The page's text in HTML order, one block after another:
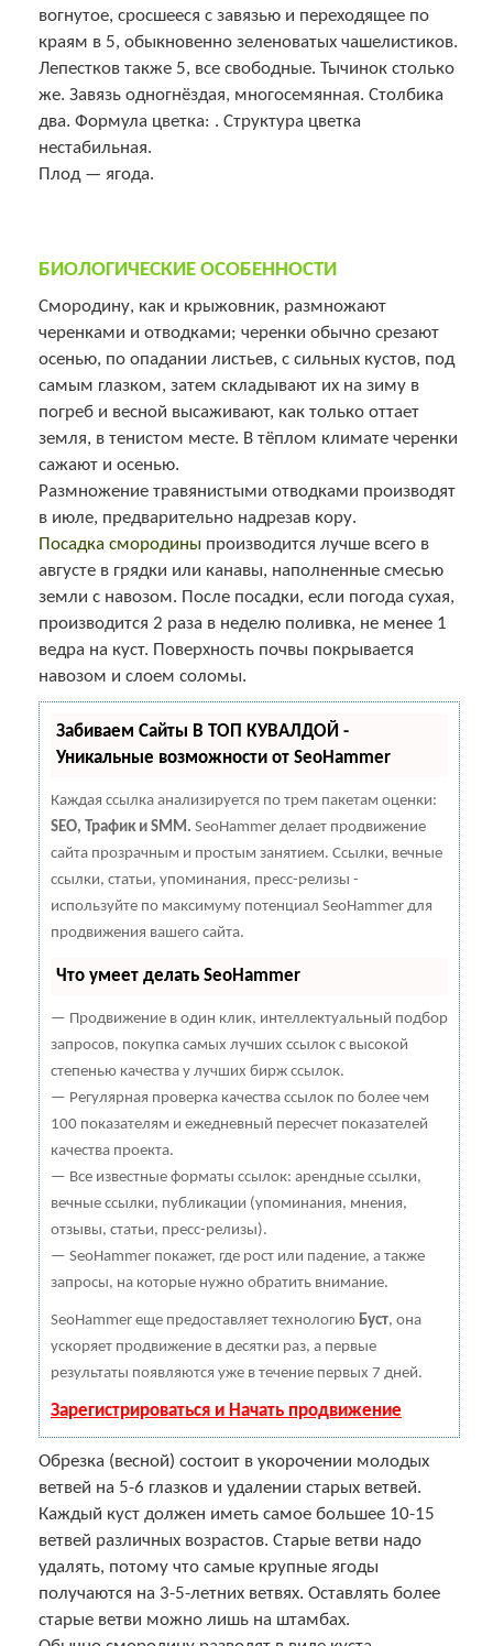
вогнутое, сросшееся с завязью и переходящее по
краям в 5, обыкновенно зеленоватых чашелистиков.
Лепестков также 5, все свободные. Тычинок столько
же. Завязь одногнёздая, многосемянная. Столбика
два. Формула цветка: . Структура цветка
нестабильная.
Плод — ягода.
БИОЛОГИЧЕСКИЕ ОСОБЕННОСТИ
Смородину, как и крыжовник, размножают
черенками и отводками; черенки обычно срезают
осенью, по опадании листьев, с сильных кустов, под
самым глазком, затем складывают их на зиму в
погреб и весной высаживают, как только оттает
земля, в тенистом месте. В тёплом климате черенки
сажают и осенью.
Размножение травянистыми отводками производят
в июле, предварительно надрезав кору.
Посадка смородины производится лучше всего в
августе в грядки или канавы, наполненные смесью
земли с навозом. После посадки, если погода сухая,
производится 2 раза в неделю поливка, не менее 1
ведра на куст. Поверхность почвы покрывается
навозом и слоем соломы.
Забиваем Сайты В ТОП КУВАЛДОЙ -
Уникальные возможности от SeoHammer
Каждая ссылка анализируется по трем пакетам оценки:
SEO, Трафик и SMM. SeoHammer делает продвижение
сайта прозрачным и простым занятием. Ссылки, вечные
ссылки, статьи, упоминания, пресс-релизы -
используйте по максимуму потенциал SeoHammer для
продвижения вашего сайта.
Что умеет делать SeoHammer
— Продвижение в один клик, интеллектуальный подбор
запросов, покупка самых лучших ссылок с высокой
степенью качества у лучших бирж ссылок.
— Регулярная проверка качества ссылок по более чем
100 показателям и ежедневный пересчет показателей
качества проекта.
— Все известные форматы ссылок: арендные ссылки,
вечные ссылки, публикации (упоминания, мнения,
отзывы, статьи, пресс-релизы).
— SeoHammer покажет, где рост или падение, а также
запросы, на которые нужно обратить внимание.
SeoHammer еще предоставляет технологию Буст, она
ускоряет продвижение в десятки раз, а первые
результаты появляются уже в течение первых 7 дней.
Зарегистрироваться и Начать продвижение
Обрезка (весной) состоит в укорочении молодых
ветвей на 5-6 глазков и удалении старых ветвей.
Каждый куст должен иметь самое большее 10-15
ветвей различных возрастов. Старые ветви надо
удалять, потому что самые крупные ягоды
получаются на 3-5-летних ветвях. Оставлять более
старые ветви можно лишь на штамбах.